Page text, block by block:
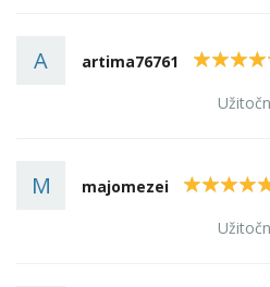
A artima76761 5
M majomezei 5